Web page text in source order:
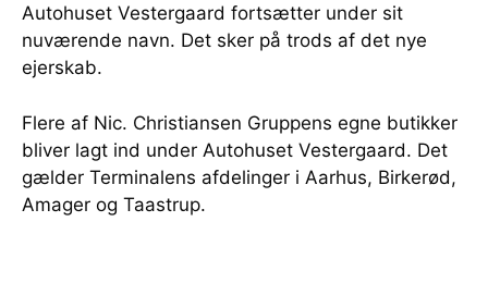
Autohuset Vestergaard fortsætter under sit
nuværende navn. Det sker på trods af det nye
ejerskab.
Flere af Nic. Christiansen Gruppens egne butikker
bliver lagt ind under Autohuset Vestergaard. Det
gælder Terminalens afdelinger i Aarhus, Birkerød,
Amager og Taastrup.